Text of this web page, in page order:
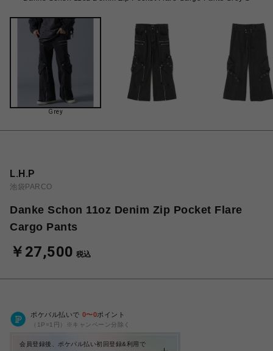
Grey
L.H.P
池袋PARCO
Danke Schon 11oz Denim Zip Pocket Flare
Cargo Pants
￥27,500 税込
ポケパル払いで 0〜0ポイント
（1P=1円）※キャンペーン分除く
会員登録後、ポケパル払い初回登録&利用で